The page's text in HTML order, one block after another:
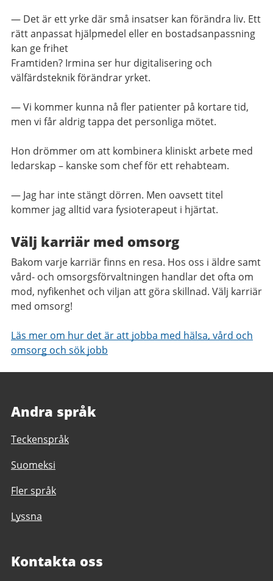
— Det är ett yrke där små insatser kan förändra liv. Ett
rätt anpassat hjälpmedel eller en bostadsanpassning
kan ge frihet
Framtiden? Irmina ser hur digitalisering och
välfärdsteknik förändrar yrket.
— Vi kommer kunna nå fler patienter på kortare tid,
men vi får aldrig tappa det personliga mötet.
Hon drömmer om att kombinera kliniskt arbete med
ledarskap – kanske som chef för ett rehabteam.
— Jag har inte stängt dörren. Men oavsett titel
kommer jag alltid vara fysioterapeut i hjärtat.
Välj karriär med omsorg
Bakom varje karriär finns en resa. Hos oss i äldre samt
vård- och omsorgsförvaltningen handlar det ofta om
mod, nyfikenhet och viljan att göra skillnad. Välj karriär
med omsorg!
Läs mer om hur det är att jobba med hälsa, vård och
omsorg och sök jobb
Andra språk
Teckenspråk
Suomeksi
Fler språk
Lyssna
Kontakta oss